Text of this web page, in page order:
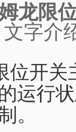
龙限
文字介
位开关
运行
。